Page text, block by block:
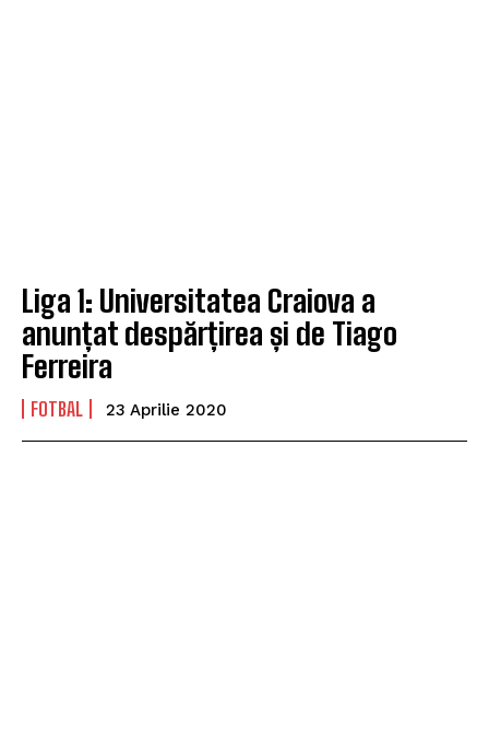
Liga 1: Universitatea Craiova a
anunțat despărțirea și de Tiago
Ferreira
FOTBAL 23 Aprilie 2020